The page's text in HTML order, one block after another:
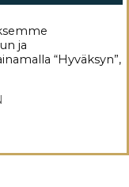
ja
“Hyväksyn”,